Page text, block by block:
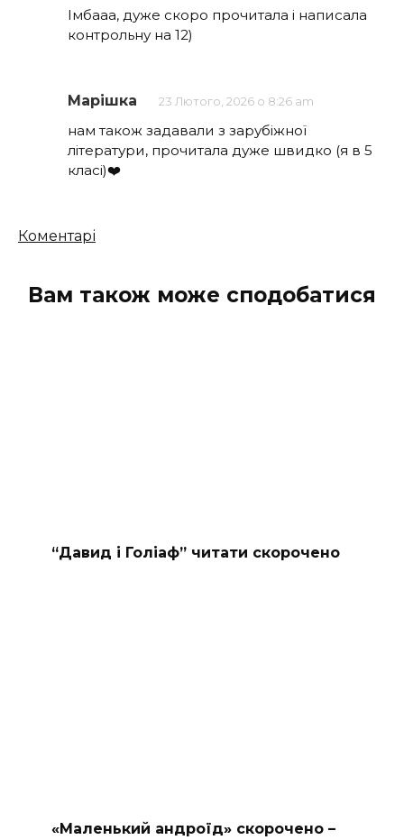
Імбааа, дуже скоро прочитала і написала
контрольну на 12)
Марішка 23 Лютого, 2026 о 8:26 am
нам також задавали з зарубіжної
літератури, прочитала дуже швидко (я в 5
класі)❤️
Кількість
Коментарі
Вам також може сподобатися
“Давид і Голіаф” читати скорочено
«Маленький андроїд» скорочено –